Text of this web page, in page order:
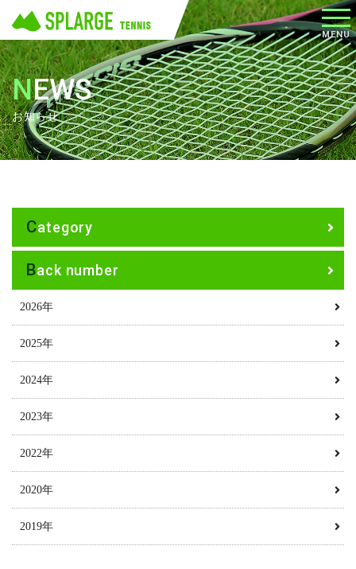
NEWS
お知らせ
Category
Back number
2026年
2025年
2024年
2023年
2022年
2020年
2019年
メニ
ュー
MENU